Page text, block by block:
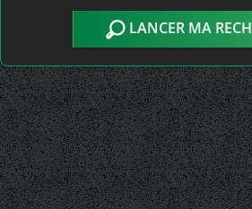
LANCER MA